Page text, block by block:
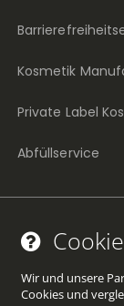
Wir und unsere
Cookies und
Kosmetik
Private Label
Abfüllservice
(öffnet